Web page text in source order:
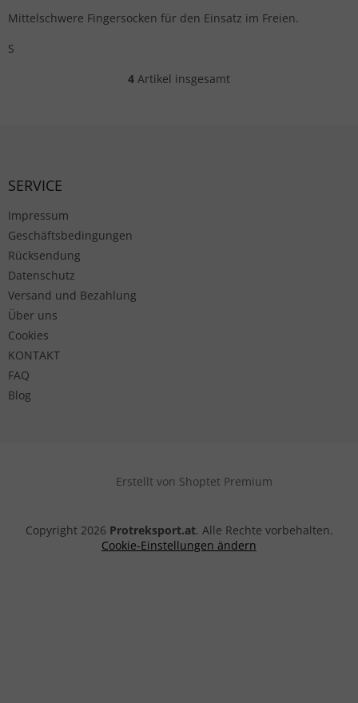
Mittelschwere Fingersocken für den Einsatz im Freien.
S
Steuerelemente der Liste
4 Artikel insgesamt
SERVICE
Impressum
Geschäftsbedingungen
Rücksendung
Datenschutz
Versand und Bezahlung
Über uns
Cookies
KONTAKT
FAQ
Blog
Erstellt von Shoptet Premium
Copyright 2026 Protreksport.at. Alle Rechte vorbehalten.
Cookie-Einstellungen ändern